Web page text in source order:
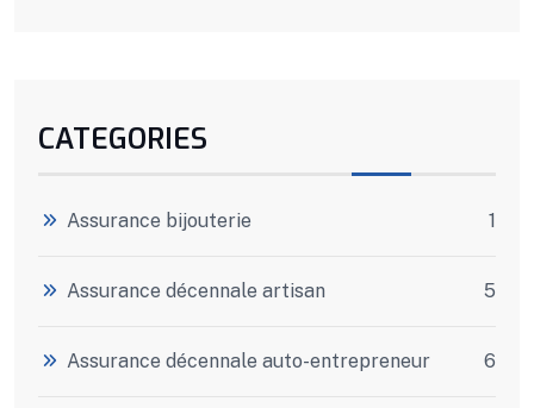
CATEGORIES
Assurance bijouterie 1
Assurance décennale artisan 5
Assurance décennale auto-entrepreneur 6